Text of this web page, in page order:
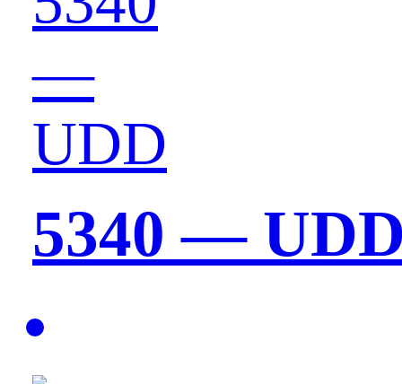
5340 —